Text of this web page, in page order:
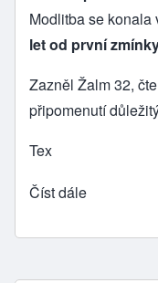
Modlitba se konala
let od první
Zazněl Žalm 32,
připomenutí
Tex
Číst dále